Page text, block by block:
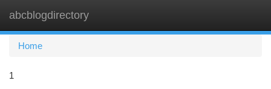
abcblogdirectory
Home
1